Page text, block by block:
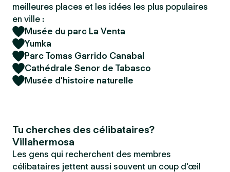
meilleures places et les idées les plus populaires
en ville :
Musée du parc La Venta
Yumka
Parc Tomas Garrido Canabal
Cathédrale Senor de Tabasco
Musée d'histoire naturelle
Tu cherches des célibataires?
Villahermosa
Les gens qui recherchent des membres
célibataires jettent aussi souvent un coup d'œil